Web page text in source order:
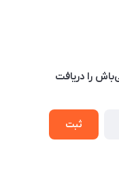
را دریافت
ثبت